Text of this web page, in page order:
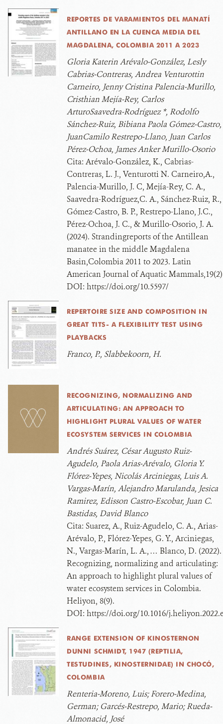
REPORTES DE VARAMIENTOS DEL MANATÍ
ANTILLANO EN LA CUENCA MEDIA DEL
MAGDALENA, COLOMBIA 2011 A 2023
Gloria Katerin Arévalo-González, Lesly
Cabrias-Contreras, Andrea Venturottin
Carneiro, Jenny Cristina Palencia-Murillo,
Cristhian Mejía-Rey, Carlos
ArturoSaavedra-Rodríguez *, Rodolfo
Sánchez-Ruiz, Bibiana Paola Gómez-Castro,
JuanCamilo Restrepo-Llano, Juan Carlos
Pérez-Ochoa, James Anker Murillo-Osorio
Cita:Arévalo-González, K., Cabrias-
Contreras, L. J., Venturotti N. Carneiro,A.,
Palencia-Murillo, J. C, Mejía-Rey, C. A.,
Saavedra-Rodríguez,C. A., Sánchez-Ruiz, R.,
Gómez-Castro, B. P., Restrepo-Llano, J.C.,
Pérez-Ochoa, J. C., & Murillo-Osorio, J. A.
(2024). Strandingreports of the Antillean
manatee in the middle Magdalena
Basin,Colombia 2011 to 2023. Latin
American Journal of Aquatic Mammals,19(2)
DOI:https://doi.org/10.5597/
REPERTOIRE SIZE AND COMPOSITION IN
GREAT TITS- A FLEXIBILITY TEST USING
PLAYBACKS
Franco, P., Slabbekoorn, H.
RECOGNIZING, NORMALIZING AND
ARTICULATING: AN APPROACH TO
HIGHLIGHT PLURAL VALUES OF WATER
ECOSYSTEM SERVICES IN COLOMBIA
Andrés Suárez, César Augusto Ruiz-
Agudelo, Paola Arias-Arévalo, Gloria Y.
Flórez-Yepes, Nicolás Arciniegas, Luis A.
Vargas-Marín, Alejandro Marulanda, Jesica
Ramirez, Edisson Castro-Escobar, Juan C.
Bastidas, David Blanco
Cita:Suarez, A., Ruiz-Agudelo, C. A., Arias-
Arévalo, P., Flórez-Yepes, G. Y., Arciniegas,
N., Vargas-Marín, L. A., … Blanco, D. (2022).
Recognizing, normalizing and articulating:
An approach to highlight plural values of
water ecosystem services in Colombia.
Heliyon, 8(9).
DOI:https://doi.org/10.1016/
RANGE EXTENSION OF KINOSTERNON
DUNNI SCHMIDT, 1947 (REPTILIA,
TESTUDINES, KINOSTERNIDAE) IN CHOCÓ,
COLOMBIA
Renteria-Moreno, Luis; Forero-Medina,
German; Garcés-Restrepo, Mario; Rueda-
Almonacid, José